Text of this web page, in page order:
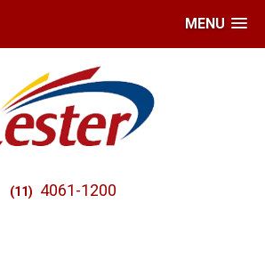
MENU
(11) 4061-1200